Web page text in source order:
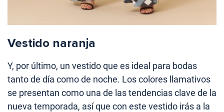
Vestido naranja
Y, por último, un vestido que es ideal para bodas
tanto de día como de noche. Los colores llamativos
se presentan como una de las tendencias clave de la
nueva temporada, así que con este vestido irás a la